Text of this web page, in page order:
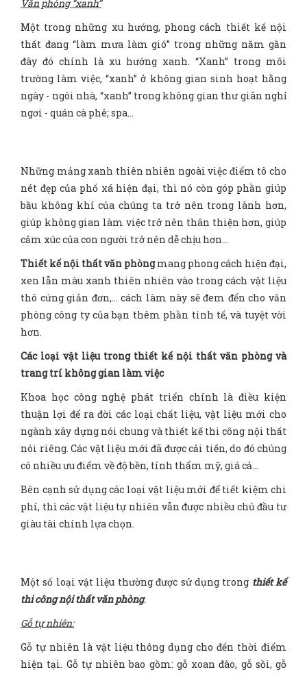
Văn phòng “xanh”
Một trong những xu hướng, phong cách thiết kế nội
thất đang “làm mưa làm gió” trong những năm gần
đây đó chính là xu hướng xanh. “Xanh” trong môi
trường làm việc, “xanh” ở không gian sinh hoạt hằng
ngày - ngôi nhà, “xanh” trong không gian thư giãn nghỉ
ngơi - quán cà phê; spa…
Những mảng xanh thiên nhiên ngoài việc điểm tô cho
nét đẹp của phố xá hiện đại, thì nó còn góp phần giúp
bầu không khí của chúng ta trở nên trong lành hơn,
giúp không gian làm việc trở nên thân thiện hơn, giúp
cảm xúc của con người trở nên dễ chịu hơn…
Thiết kế nội thất văn phòngmang phong cách hiện đại,
xen lẫn màu xanh thiên nhiên vào trong cách vật liệu
thô cứng giản đơn,… cách làm này sẽ đem đến cho văn
phòng công ty của bạn thêm phần tinh tế, và tuyệt vời
hơn.
Các loại vật liệu trong thiết kế nội thất văn phòng và
trang trí không gian làm việc
Khoa học công nghệ phát triển chính là điều kiện
thuận lợi để ra đời các loại chất liệu, vật liệu mới cho
ngành xây dựng nói chung và thiết kế thi công nội thất
nói riêng. Các vật liệu mới đã được cải tiến, do đó chúng
có nhiều ưu điểm về độ bền, tính thẩm mỹ, giá cả…
Bên cạnh sử dụng các loại vật liệu mới để tiết kiệm chi
phí, thì các vật liệu tự nhiên vẫn được nhiều chủ đầu tư
giàu tài chính lựa chọn.
Một số loại vật liệu thường được sử dụng trong thiết kế
thi công nội thất văn phòng:
Gỗ tự nhiên:
Gỗ tự nhiên là vật liệu thông dụng cho đến thời điểm
hiện tại. Gỗ tự nhiên bao gồm: gỗ xoan đào, gỗ sồi, gỗ